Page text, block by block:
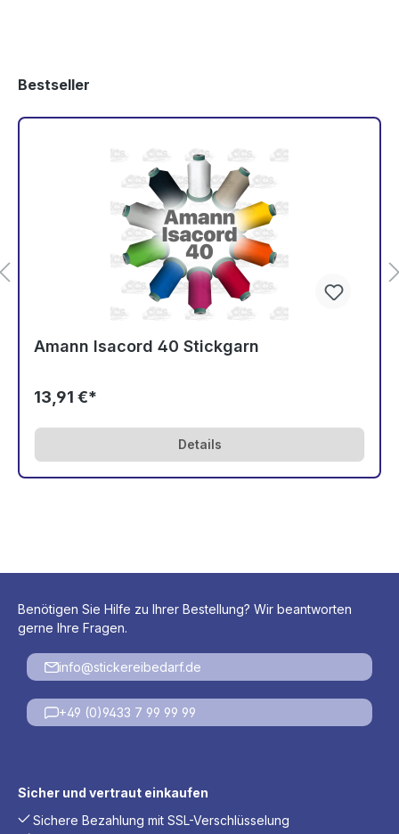
Bestseller
Amann Isacord 40 Stickgarn
13,91 €*
Details
Benötigen Sie Hilfe zu Ihrer Bestellung? Wir beantworten
gerne Ihre Fragen.
info@stickereibedarf.de
+49 (0)9433 7 99 99 99
Sicher und vertraut einkaufen
Sichere Bezahlung mit SSL-Verschlüsselung